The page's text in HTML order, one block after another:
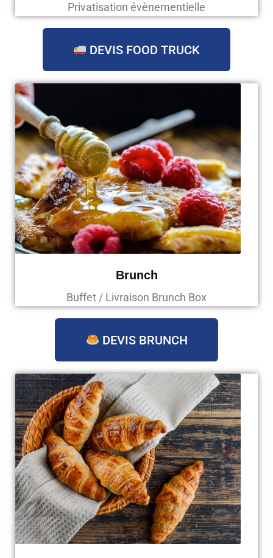
Privatisation évènementielle
DEVIS FOOD TRUCK
Brunch
Buffet / Livraison Brunch Box
DEVIS BRUNCH